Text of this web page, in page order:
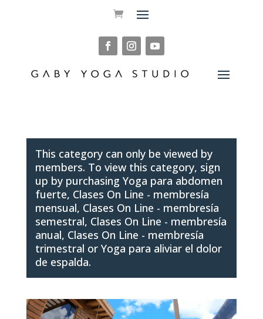
This category can only be viewed by
members. To view this category, sign
up by purchasing Yoga para abdomen
fuerte, Clases On Line - membresía
mensual, Clases On Line - membresía
semestral, Clases On Line - membresía
anual, Clases On Line - membresía
trimestral or Yoga para aliviar el dolor
de espalda.